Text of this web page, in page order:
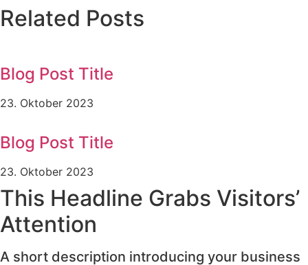
Related Posts
Blog Post Title
23. Oktober 2023
Blog Post Title
23. Oktober 2023
This Headline Grabs Visitors’
Attention
A short description introducing your business